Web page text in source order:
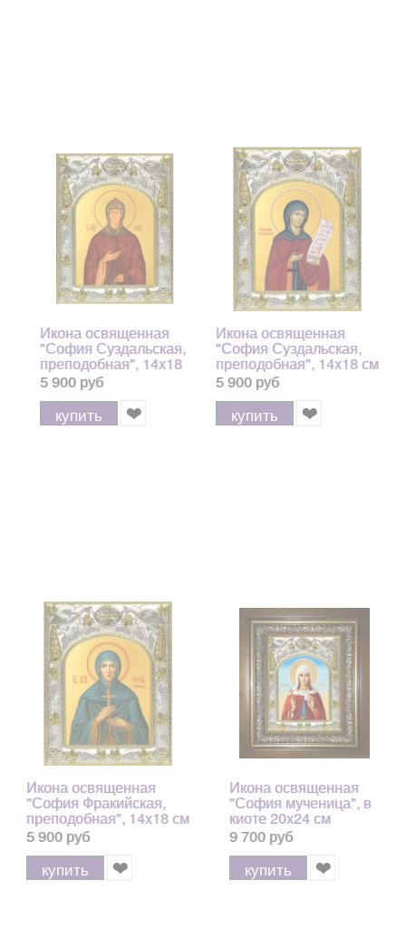
Икона освященная
"София Суздальская,
преподобная", 14x18
см арт.246842
5 900 руб
купить
Икона освященная
"София Суздальская,
преподобная", 14x18 см
арт.246841
5 900 руб
купить
Икона освященная
"София Фракийская,
преподобная", 14x18 см
5 900 руб
купить
Икона освященная
"София мученица", в
киоте 20x24 см
9 700 руб
купить